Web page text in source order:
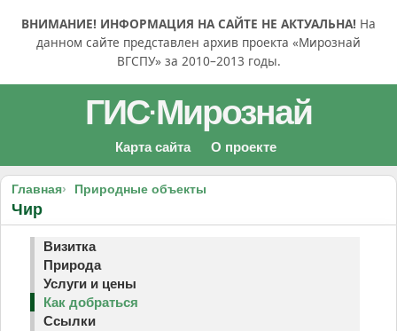
ВНИМАНИЕ! ИНФОРМАЦИЯ НА САЙТЕ НЕ АКТУАЛЬНА! На
данном сайте представлен архив проекта «Мирознай
ВГСПУ» за 2010–2013 годы.
ГИС·Мирознай
Карта сайта О проекте
Главная Природные объекты
Чир
Визитка
Природа
Услуги и цены
Как добраться
Ссылки